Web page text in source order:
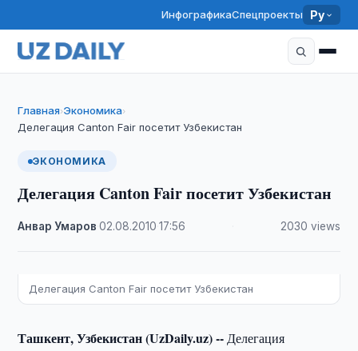
ИнфографикаСпецпроекты Ру
Главная›Экономика›
Делегация Canton Fair посетит Узбекистан
ЭКОНОМИКА
Делегация Canton Fair посетит Узбекистан
Анвар Умаров ·02.08.2010 ·17:56 2030 views
Делегация Canton Fair посетит Узбекистан
Ташкент, Узбекистан (UzDaily.uz) -- Делегация